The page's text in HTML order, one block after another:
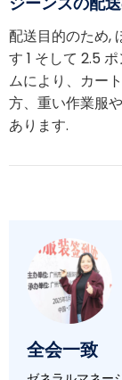
ジーンズの配
配送目的のため,
す 1 そして 2.5
ムにより、カー
方、重い作業服
あります.
全会一致